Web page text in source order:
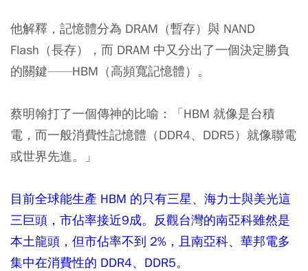
他解釋，記憶體分為 DRAM（暫存）與 NAND
Flash（長存），而 DRAM 中又分出了一個決定勝負
的關鍵——HBM（高頻寬記憶體）。
蔡明翰打了一個傳神的比喻：
「HBM 就像是台積
電，而一般消費性記憶體（DDR4、DDR5）就像聯電
或世界先進。」
目前全球能生產 HBM 的只有三星、海力士與美光這
三巨頭，市佔率接近9成。反觀台灣的南亞科雖然是
本土龍頭，但市佔率不到 2%，且南亞科、華邦電多
集中在消費性的 DDR4、DDR5。